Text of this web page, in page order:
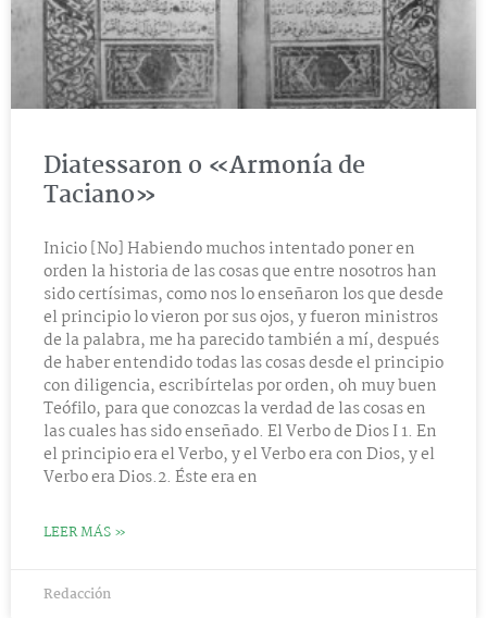
Diatessaron o «Armonía de
Taciano»
Inicio [No] Habiendo muchos intentado poner en
orden la historia de las cosas que entre nosotros han
sido certísimas, como nos lo enseñaron los que desde
el principio lo vieron por sus ojos, y fueron ministros
de la palabra, me ha parecido también a mí, después
de haber entendido todas las cosas desde el principio
con diligencia, escribírtelas por orden, oh muy buen
Teófilo, para que conozcas la verdad de las cosas en
las cuales has sido enseñado. El Verbo de Dios I 1. En
el principio era el Verbo, y el Verbo era con Dios, y el
Verbo era Dios.2. Éste era en
LEER MÁS »
Redacción